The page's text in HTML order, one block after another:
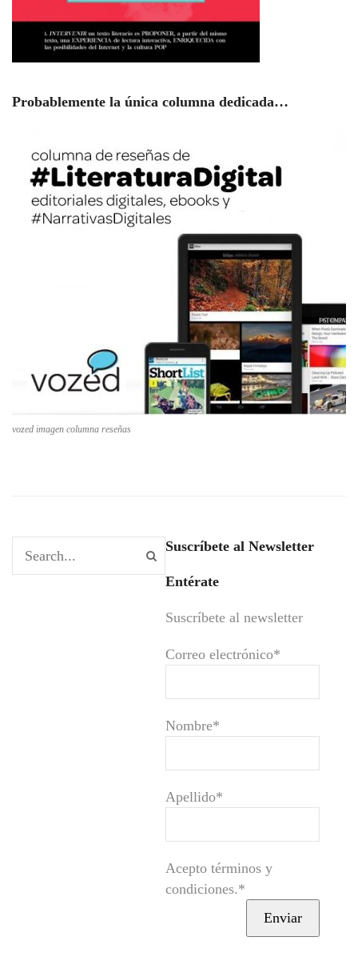
Probablemente la única columna dedicada…
vozed imagen columna reseñas
Suscríbete al Newsletter
Entérate
Suscríbete al newsletter
Correo electrónico*
Nombre*
Apellido*
Acepto términos y
condiciones.*